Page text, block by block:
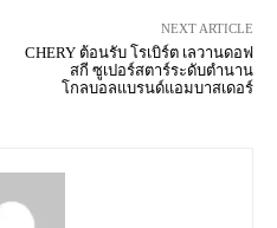
NEXT ARTICLE
CHERY ต้อนรับ โรเบิร์ต เลวานดอฟ
สกี ซูเปอร์สตาร์ระดับตำนาน
โกลบอลแบรนด์แอมบาสเดอร์